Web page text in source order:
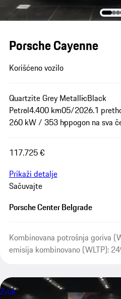
Porsche Cayenne
Korišćeno vozilo
Quartzite Grey MetallicBlack
Petrol4.400 km05/2026.1
260 kW / 353 hppogon na sva
117.725 €
Prikaži detalje
Sačuvajte
Porsche Center Belgrade
Kombinovana potrošnja goriva
emisija kombinovano (WLTP):
Zvuk